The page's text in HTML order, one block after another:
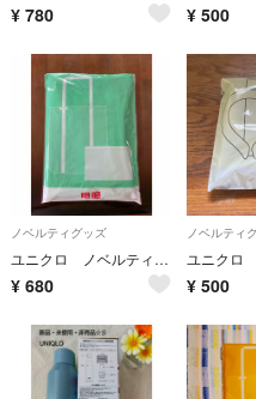
¥ 780 ¥ 500
ノベルティグッズ
ユニクロ ノベルティ メッシュトート
¥ 680
ノベルティ
¥ 500